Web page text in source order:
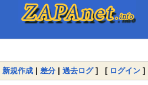
新規作成 | 差分 | 過去ログ] [ ログイン ]